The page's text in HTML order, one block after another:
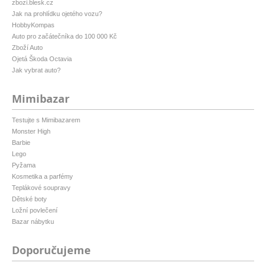
zbozi.blesk.cz
Jak na prohlídku ojetého vozu?
HobbyKompas
Auto pro začátečníka do 100 000 Kč
Zboží Auto
Ojetá Škoda Octavia
Jak vybrat auto?
Mimibazar
Testujte s Mimibazarem
Monster High
Barbie
Lego
Pyžama
Kosmetika a parfémy
Teplákové soupravy
Dětské boty
Ložní povlečení
Bazar nábytku
Doporučujeme